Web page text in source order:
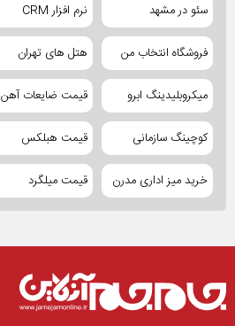
سئو در مشهد نرم افزار CRM
فروشگاه انتخاب من هتل های تهران
میکروبلیدینگ ابرو قیمت ضایعات آهن
کوچینگ سازمانی قیمت هبلکس
خرید میز اداری مدرن قیمت میلگرد